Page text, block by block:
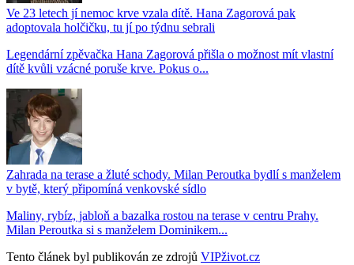
Ve 23 letech jí nemoc krve vzala dítě. Hana Zagorová pak
adoptovala holčičku, tu jí po týdnu sebrali
Legendární zpěvačka Hana Zagorová přišla o možnost mít vlastní
dítě kvůli vzácné poruše krve. Pokus o...
Zahrada na terase a žluté schody. Milan Peroutka bydlí s manželem
v bytě, který připomíná venkovské sídlo
Maliny, rybíz, jabloň a bazalka rostou na terase v centru Prahy.
Milan Peroutka si s manželem Dominikem...
Tento článek byl publikován ze zdrojů VIPživot.cz